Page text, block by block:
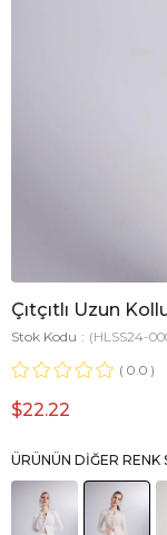
Çıtçıtlı Uzun
Stok Kodu
(HLSS24-
0.0
$22.22
ÜRÜNÜN DIĞER RENK